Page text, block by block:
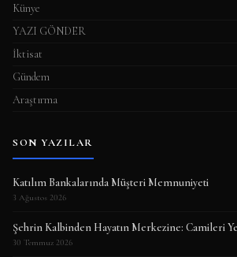
Künye
YAZI GÖNDER
İktisat
Gündem
Araştırma
SON YAZILAR
Katılım Bankalarında Müşteri Memnuniyeti
3 Ağustos 2026
Şehrin Kalbinden Hayatın Merkezine: Camileri
30 Temmuz 2026